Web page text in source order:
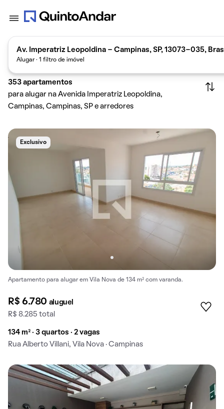
Av. Imperatriz Leopoldina - Campinas, SP, 13073-035,
Alugar · 1 filtro de imóvel
353 apartamentos
para alugar na Avenida Imperatriz Leopoldina,
Campinas, Campinas, SP e arredores
Exclusivo
Apartamento para alugar em Vila Nova de 134 m² com varanda.
R$ 6.780 aluguel
R$ 8.285 total
134 m² · 3 quartos · 2 vagas
Rua Alberto Villani, Vila Nova · Campinas